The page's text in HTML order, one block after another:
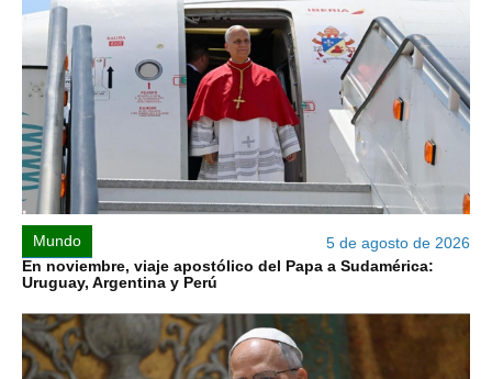
Mundo
5 de agosto de 2026
En noviembre, viaje apostólico del Papa a Sudamérica:
Uruguay, Argentina y Perú